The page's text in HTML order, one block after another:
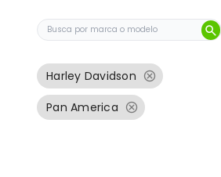
Buscar auto por marca o search
Harley Davidson cancel
Pan America cancel